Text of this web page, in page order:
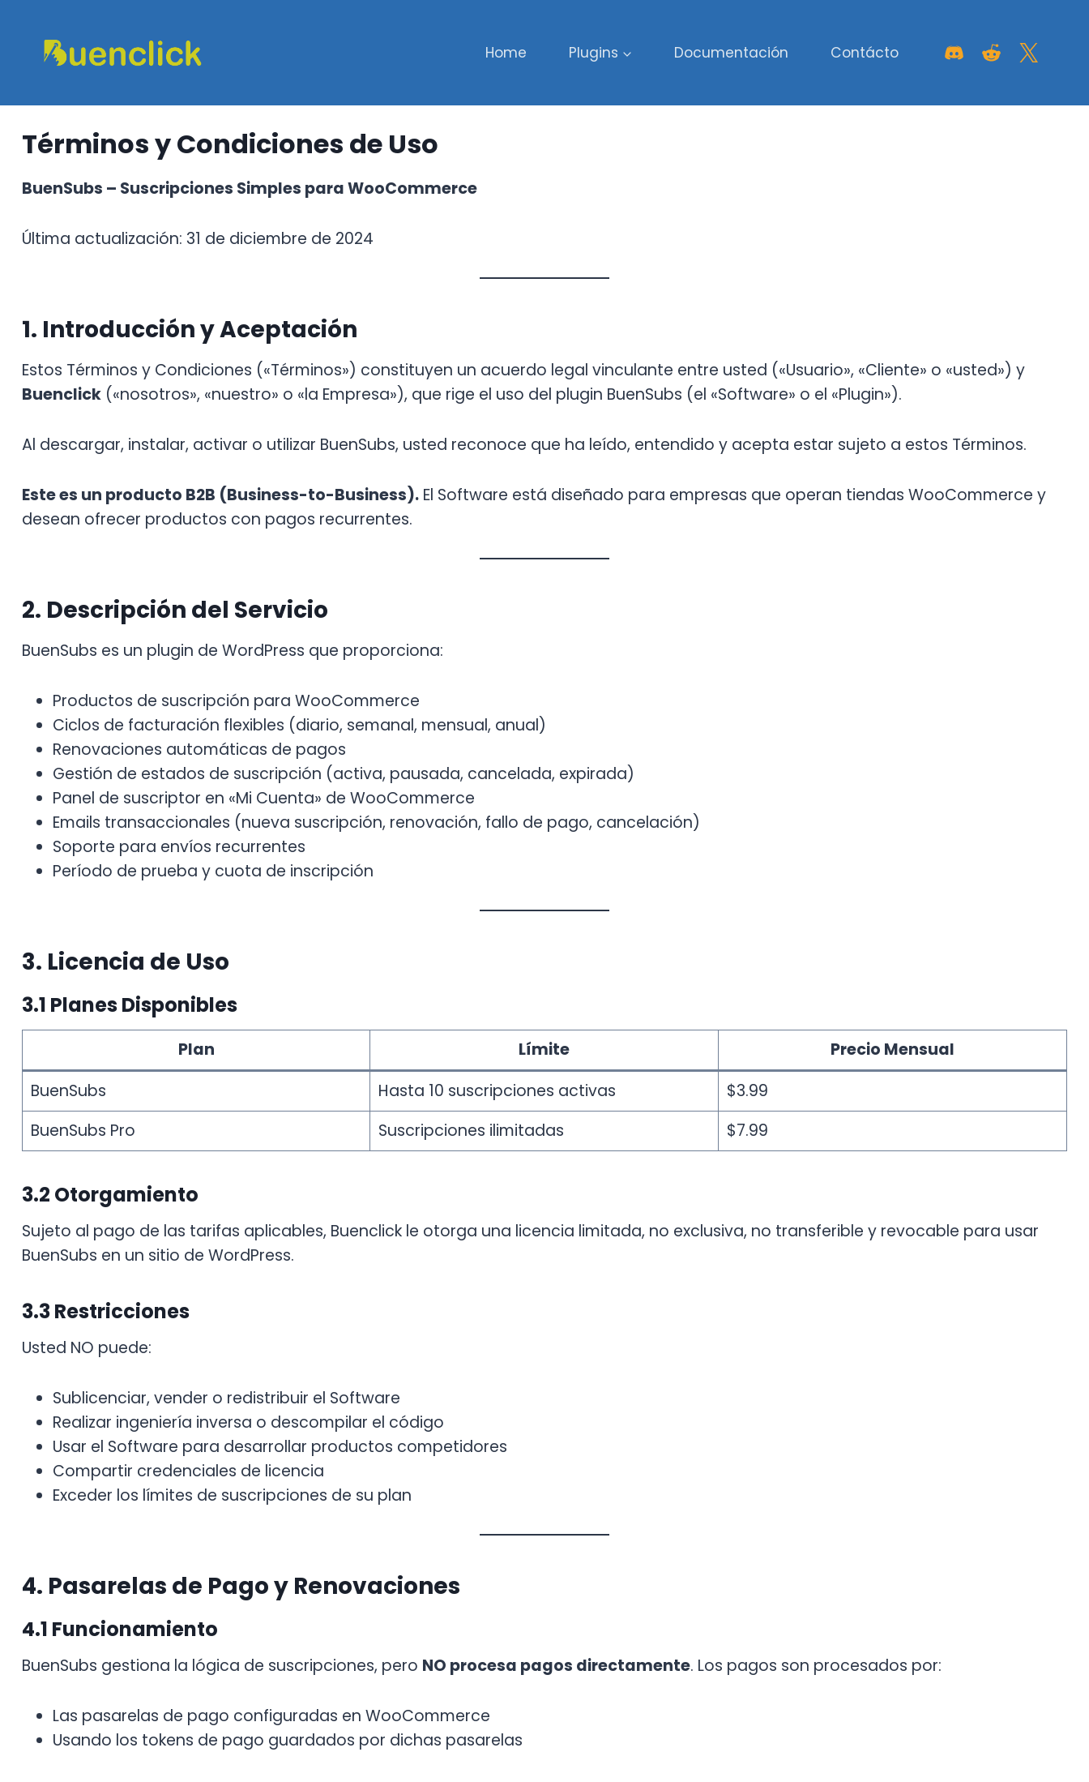
contenido
Home Plugins Documentación Contácto
Términos y Condiciones de Uso
BuenSubs – Suscripciones Simples para WooCommerce
Última actualización: 31 de diciembre de 2024
1. Introducción y Aceptación
Estos Términos y Condiciones («Términos») constituyen un acuerdo legal vinculante entre usted («Usuario», «Cliente» o «usted») y
Buenclick («nosotros», «nuestro» o «la Empresa»), que rige el uso del plugin BuenSubs (el «Software» o el «Plugin»).
Al descargar, instalar, activar o utilizar BuenSubs, usted reconoce que ha leído, entendido y acepta estar sujeto a estos Términos.
Este es un producto B2B (Business-to-Business). El Software está diseñado para empresas que operan tiendas WooCommerce y
desean ofrecer productos con pagos recurrentes.
2. Descripción del Servicio
BuenSubs es un plugin de WordPress que proporciona:
Productos de suscripción para WooCommerce
Ciclos de facturación flexibles (diario, semanal, mensual, anual)
Renovaciones automáticas de pagos
Gestión de estados de suscripción (activa, pausada, cancelada, expirada)
Panel de suscriptor en «Mi Cuenta» de WooCommerce
Emails transaccionales (nueva suscripción, renovación, fallo de pago, cancelación)
Soporte para envíos recurrentes
Período de prueba y cuota de inscripción
3. Licencia de Uso
3.1 Planes Disponibles
Plan Límite
Precio Mensual
BuenSubs
Hasta 10 suscripciones activas
$3.99
BuenSubs Pro
Suscripciones ilimitadas $7.99
3.2 Otorgamiento
Sujeto al pago de las tarifas aplicables, Buenclick le otorga una licencia limitada, no exclusiva, no transferible y revocable para usar
BuenSubs en un sitio de WordPress.
3.3 Restricciones
Usted NO puede:
Sublicenciar, vender o redistribuir el Software
Realizar ingeniería inversa o descompilar el código
Usar el Software para desarrollar productos competidores
Compartir credenciales de licencia
Exceder los límites de suscripciones de su plan
4. Pasarelas de Pago y Renovaciones
4.1 Funcionamiento
BuenSubs gestiona la lógica de suscripciones, pero NO procesa pagos directamente. Los pagos son procesados por:
Las pasarelas de pago configuradas en WooCommerce
Usando los tokens de pago guardados por dichas pasarelas